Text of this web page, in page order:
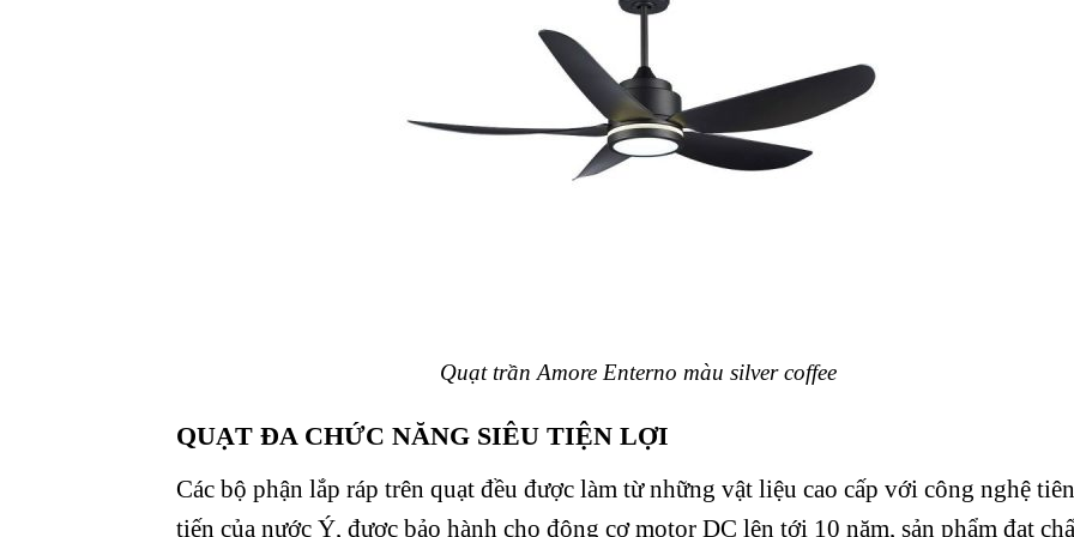
Quạt trần Amore Enterno màu silver coffee
QUẠT ĐA CHỨC NĂNG SIÊU TIỆN LỢI
Các bộ phận lắp ráp trên quạt đều được làm từ những vật liệu cao cấp với công nghệ tiên
tiến của nước Ý, được bảo hành cho động cơ motor DC lên tới 10 năm, sản phẩm đạt